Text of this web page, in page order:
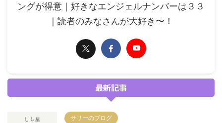
ングが得意｜好きなエンジェルナンバーは３３
｜読者のみなさんが大好き〜！
最新記事
サリーのブログ